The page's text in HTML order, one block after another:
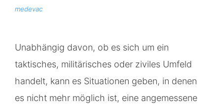
medevac
Unabhängig davon, ob es sich um ein
taktisches, militärisches oder ziviles Umfeld
handelt, kann es Situationen geben, in denen
es nicht mehr möglich ist, eine angemessene